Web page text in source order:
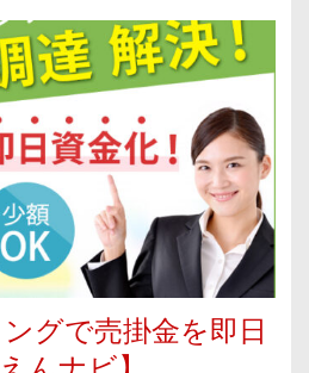
グで売掛金を即日